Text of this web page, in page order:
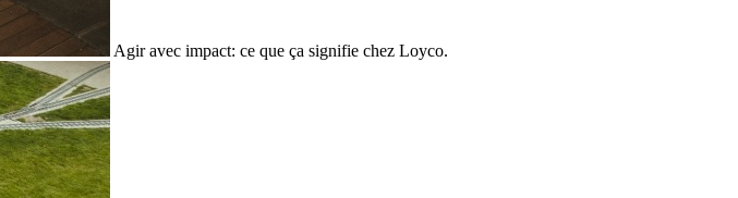
Agir avec impact: ce que ça signifie chez Loyco.